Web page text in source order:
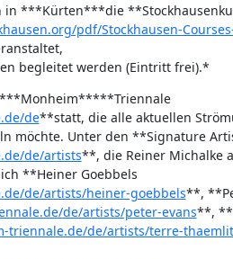
pdf/Stockhausen-
begleitet werden (Eintritt frei).*
de**statt, die alle aktuellen
de/artists**, die Reiner Michalke
de/artists/heiner-goebbels**,
de/artists/peter-evans**,
triennale.de/de/artists/terre-